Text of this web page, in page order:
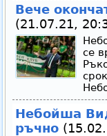
Вече
(21.07.21,
се
Небойша
ръчно